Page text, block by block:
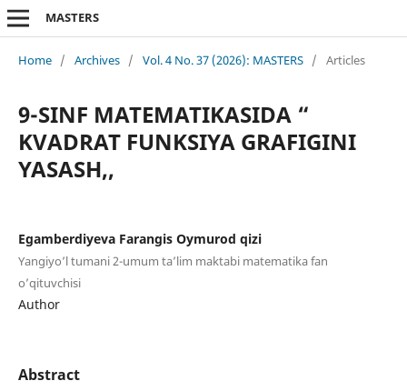
MASTERS
Home / Archives / Vol. 4 No. 37 (2026): MASTERS / Articles
9-SINF MATEMATIKASIDA “
KVADRAT FUNKSIYA GRAFIGINI
YASASH,,
Egamberdiyeva Farangis Oymurod qizi
Yangiyo’l tumani 2-umum ta’lim maktabi matematika fan
o’qituvchisi
Author
Abstract